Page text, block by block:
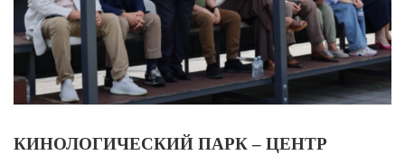
КИНОЛОГИЧЕСКИЙ ПАРК – ЦЕНТР